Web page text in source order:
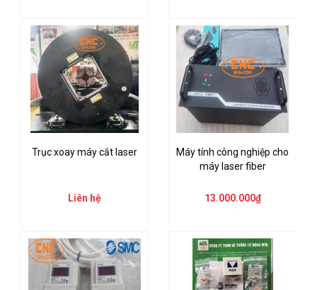
Trục xoay máy cắt laser
Liên hệ
Máy tính công nghiệp cho
máy laser fiber
13.000.000₫